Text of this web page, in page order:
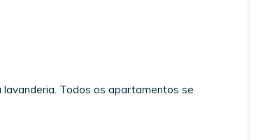
lavanderia. Todos os apartamentos se